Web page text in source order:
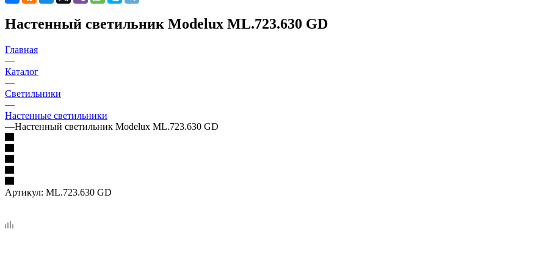
Настенный светильник Modelux ML.723.630 GD
Главная
—
Каталог
—
Светильники
—
Настенные светильники
—Настенный светильник Modelux ML.723.630 GD
Артикул: ML.723.630 GD